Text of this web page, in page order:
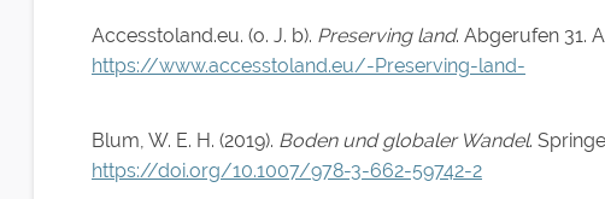
Accesstoland.eu. (o. J. b). Preserving land. Abgerufen 31.
https://www.accesstoland.eu/-Preserving-land-
Blum, W. E. H. (2019). Boden und globaler Wandel.
https://doi.org/10.1007/978-3-662-59742-2